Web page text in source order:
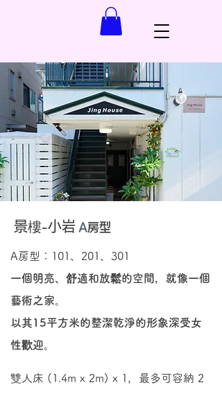
景樓-小岩 A房型
A房型：101、201、301
一個明亮、舒適和放鬆的空間，就像一個
藝術之家。
以其15平方米的整潔乾淨的形象深受女
性歡迎。
雙人床 (1.4m x 2m) x 1，最多可容納 2